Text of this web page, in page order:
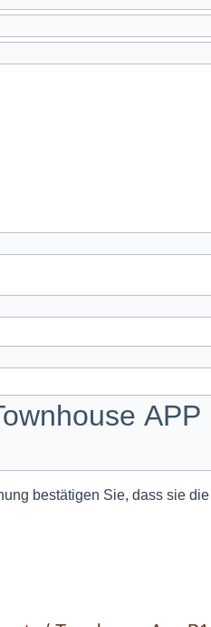
bestätigen Sie, dass sie